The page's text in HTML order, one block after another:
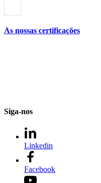
As nossas certificações
Siga-nos
Linkedin
Facebook